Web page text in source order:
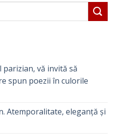
vă invită să
spun poezii în culorile
Atemporalitate, eleganță și